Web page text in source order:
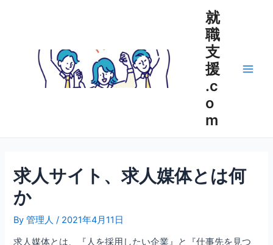
就
職
支
援
.c
o
m
求人サイト、求人媒体とは何
か
By管理人/ 2021年4月11日
求人媒体とは、『人を採用したい企業』と『仕事先を見つ